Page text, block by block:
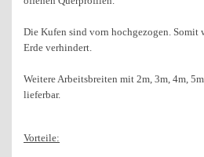
Die Kufen sind vorn hochgezogen.
Erde verhindert.
Weitere Arbeitsbreiten mit 2m, 3m, 4m,
lieferbar.
Vorteile: